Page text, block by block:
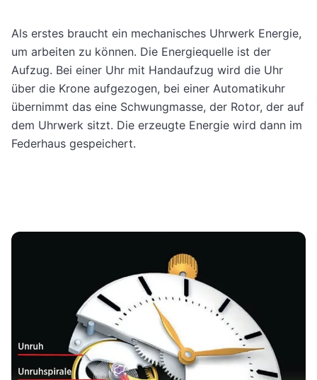
Als erstes braucht ein mechanisches Uhrwerk Energie,
um arbeiten zu können. Die Energiequelle ist der
Aufzug. Bei einer Uhr mit Handaufzug wird die Uhr
über die Krone aufgezogen, bei einer Automatikuhr
übernimmt das eine Schwungmasse, der Rotor, der auf
dem Uhrwerk sitzt. Die erzeugte Energie wird dann im
Federhaus gespeichert.